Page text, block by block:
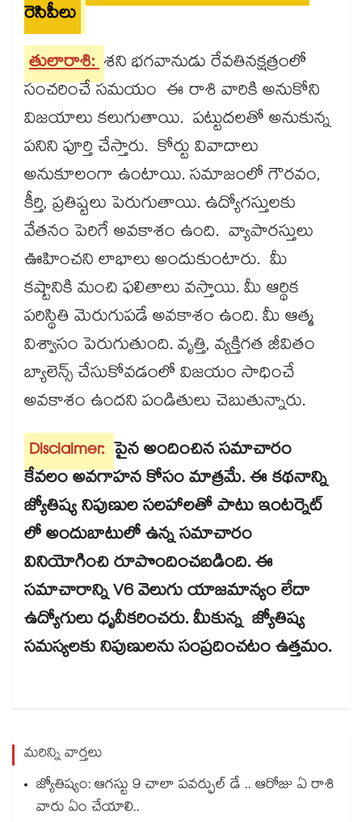
రెసిపీలు
తులారాశి:శని భగవానుడు రేవతినక్షత్రంలో
సంచరించే సమయం ఈ రాశి వారికి అనుకోని
విజయాలు కలుగుతాయి. పట్టుదలతో అనుకున్న
పనిని పూర్తి చేస్తారు. కోర్టు వివాదాలు
అనుకూలంగా ఉంటాయి. సమాజంలో గౌరవం,
కీర్తి, ప్రతిష్టలు పెరుగుతాయి. ఉద్యోగస్తులకు
వేతనం పెరిగే అవకాశం ఉంది. వ్యాపారస్తులు
ఊహించని లాభాలు అందుకుంటారు. మీ
కష్టానికి మంచి ఫలితాలు వస్తాయి. మీ ఆర్థిక
పరిస్థితి మెరుగుపడే అవకాశం ఉంది. మీ ఆత్మ
విశ్వాసం పెరుగుతుంది. వృత్తి, వ్యక్తిగత జీవితం
బ్యాలెన్స్ చేసుకోవడంలో విజయం సాధించే
అవకాశం ఉందని పండితులు చెబుతున్నారు.
Disclaimer: పైన అందించిన సమాచారం
కేవలం అవగాహన కోసం మాత్రమే. ఈ కథనాన్ని
జ్యోతిష్య నిపుణుల సలహాలతో పాటు ఇంటర్నెట్
లో అందుబాటులో ఉన్న సమాచారం
వినియోగించి రూపొందించబడింది. ఈ
సమాచారాన్ని V6 వెలుగు యాజమాన్యం లేదా
ఉద్యోగులు ధృవీకరించరు. మీకున్న జ్యోతిష్య
సమస్యలకు నిపుణులను సంప్రదించటం ఉత్తమం.
మరిన్ని వార్తలు
జ్యోతిష్యం: ఆగస్టు 9 చాలా పవర్ఫుల్ డే .. ఆరోజు ఏ రాశి
వారు ఏం చేయాలి..